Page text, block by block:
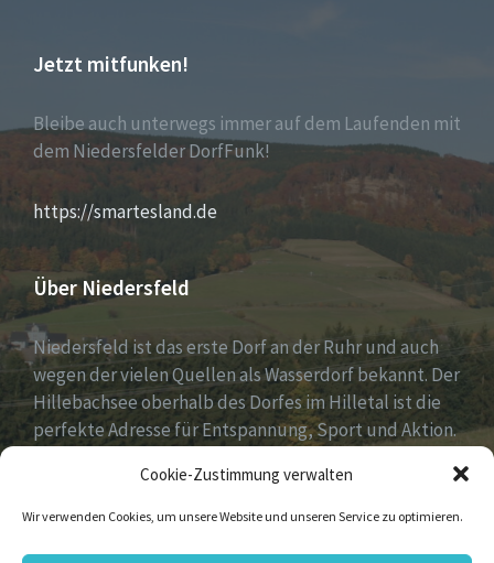
Cookie-Zustimmung verwalten
Wir verwenden Cookies, um unsere Website und unseren Service zu optimieren.
Jetzt mitfunken!
Bleibe auch unterwegs immer auf dem Laufenden mit
dem Niedersfelder DorfFunk!
https://smartesland.de
Über Niedersfeld
Niedersfeld ist das erste Dorf an der Ruhr und auch
wegen der vielen Quellen als Wasserdorf bekannt. Der
Hillebachsee oberhalb des Dorfes im Hilletal ist die
perfekte Adresse für Entspannung, Sport und Aktion.
Hochheide, 810 Meter hoch gelegen.